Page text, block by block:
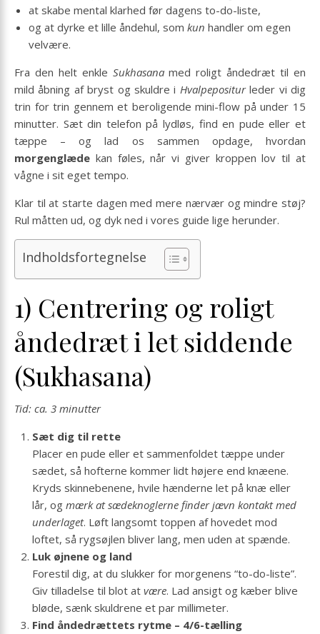
at skabe mental klarhed før dagens to-do-liste,
og at dyrke et lille åndehul, som kun handler om egen
velvære.
Fra den helt enkle Sukhasanamed roligt åndedræt til en
mild åbning af bryst og skuldre i Hvalpepositurleder vi dig
trin for trin gennem et beroligende mini-flow på under 15
minutter. Sæt din telefon på lydløs, find en pude eller et
tæppe – og lad os sammen opdage, hvordan
morgenglæde kan føles, når vi giver kroppen lov til at
vågne i sit eget tempo.
Klar til at starte dagen med mere nærvær og mindre støj?
Rul måtten ud, og dyk ned i vores guide lige herunder.
Indholdsfortegnelse
1) Centrering og roligt
åndedræt i let siddende
(Sukhasana)
Tid: ca. 3 minutter
Sæt dig til rette
Placer en pude eller et sammenfoldet tæppe under
sædet, så hofterne kommer lidt højere end knæene.
Kryds skinnebenene, hvile hænderne let på knæ eller
lår, og mærk at sædeknoglerne finder jævn kontakt med
underlaget. Løft langsomt toppen af hovedet mod
loftet, så rygsøjlen bliver lang, men uden at spænde.
Luk øjnene og land
Forestil dig, at du slukker for morgenens “to-do-liste”.
Giv tilladelse til blot at være. Lad ansigt og kæber blive
bløde, sænk skuldrene et par millimeter.
Find åndedrættets rytme – 4/6-tælling